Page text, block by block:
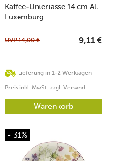
Kaffee-Untertasse 14 cm Alt
Luxemburg
Lieferung in 1-2 Werktagen
UVP14,00 € 9,11 €
Preis inkl. MwSt. zzgl. Versand
Warenkorb
- 31%